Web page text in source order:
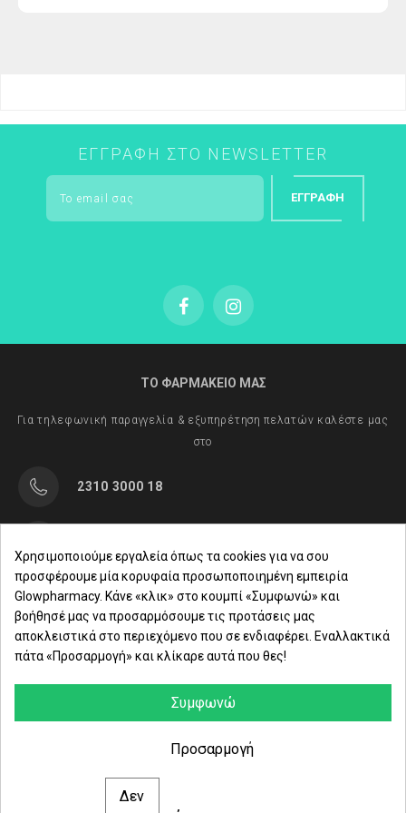
ΕΓΓΡΑΦΉ ΣΤΟ NEWSLETTER
ΕΓΓΡΑΦΉ
ΤΟ ΦΑΡΜΑΚΕΙΟ ΜΑΣ
Για τηλεφωνική παραγγελία & εξυπηρέτηση πελατών καλέστε μας
στο
2310 3000 18
Δευ. - Παρ.: 8:00 - 21:00
Σάββατο: 09:00-15:00
ΕΤΑΙΡΕΙΑ
© 2021 glowpharmacy.gr
Χρησιμοποιούμε εργαλεία όπως τα cookies για να σου
προσφέρουμε μία κορυφαία προσωποποιημένη εμπειρία
Glowpharmacy. Κάνε «κλικ» στο κουμπί «Συμφωνώ» και
βοήθησέ μας να προσαρμόσουμε τις προτάσεις μας
αποκλειστικά στο περιεχόμενο που σε ενδιαφέρει. Εναλλακτικά
πάτα «Προσαρμογή» και κλίκαρε αυτά που θες!
Συμφωνώ
Δεν
Προσαρμογή